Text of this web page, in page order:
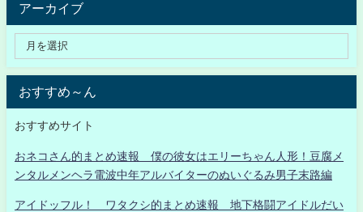
アーカイブ
おすすめ～ん
おすすめサイト
おネコさん的まとめ速報 僕の彼女はエリーちゃん人形！豆腐メ
ンタルメンヘラ電波中年アルバイターのぬいぐるみ男子末路編
アイドッフル！ ワタクシ的まとめ速報 地下格闘アイドルだい